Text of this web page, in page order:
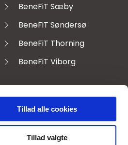
Tillad alle cookies
Tillad valgte
BeneFiT Sæby
BeneFiT Søndersø
BeneFiT Thorning
BeneFiT Viborg